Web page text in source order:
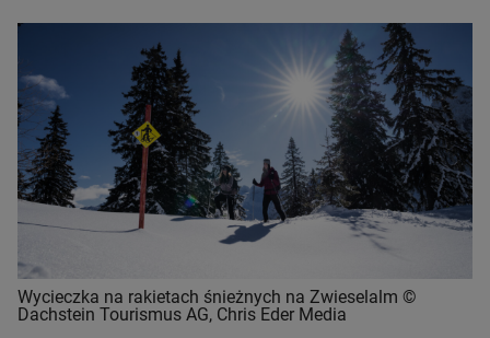
Wycieczka na rakietach śnieżnych na Zwieselalm ©
Dachstein Tourismus AG, Chris Eder Media